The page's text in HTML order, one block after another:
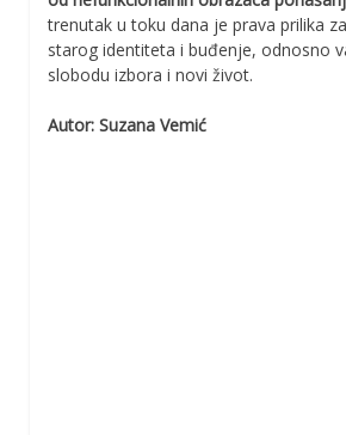
trenutak u toku dana je prava prilika
starog identiteta i buđenje, odnosno
slobodu izbora i novi život.
Autor: Suzana Vemić